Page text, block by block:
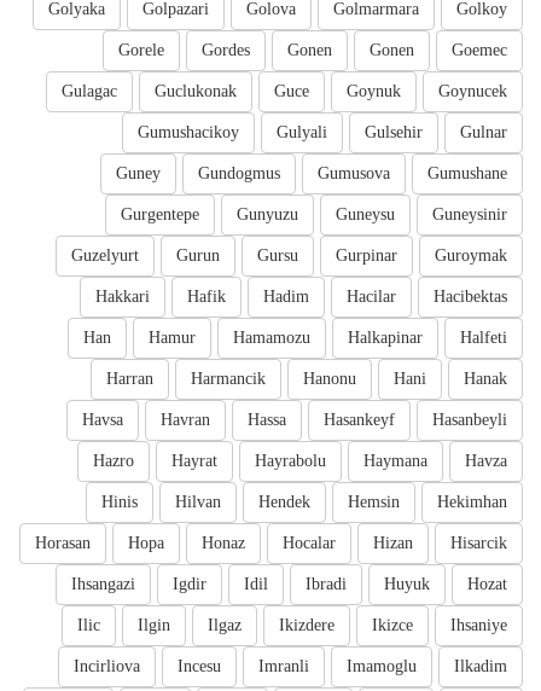
Golkoy
Golmarmara
Golova
Golpazari
Golyaka
Goemec
Gonen
Gonen
Gordes
Gorele
Goynucek
Goynuk
Guce
Guclukonak
Gulagac
Gulnar
Gulsehir
Gulyali
Gumushacikoy
Gumushane
Gumusova
Gundogmus
Guney
Guneysinir
Guneysu
Gunyuzu
Gurgentepe
Guroymak
Gurpinar
Gursu
Gurun
Guzelyurt
Hacibektas
Hacilar
Hadim
Hafik
Hakkari
Halfeti
Halkapinar
Hamamozu
Hamur
Han
Hanak
Hani
Hanonu
Harmancik
Harran
Hasanbeyli
Hasankeyf
Hassa
Havran
Havsa
Havza
Haymana
Hayrabolu
Hayrat
Hazro
Hekimhan
Hemsin
Hendek
Hilvan
Hinis
Hisarcik
Hizan
Hocalar
Honaz
Hopa
Horasan
Hozat
Huyuk
Ibradi
Idil
Igdir
Ihsangazi
Ihsaniye
Ikizce
Ikizdere
Ilgaz
Ilgin
Ilic
Ilkadim
Imamoglu
Imranli
Incesu
Incirliova